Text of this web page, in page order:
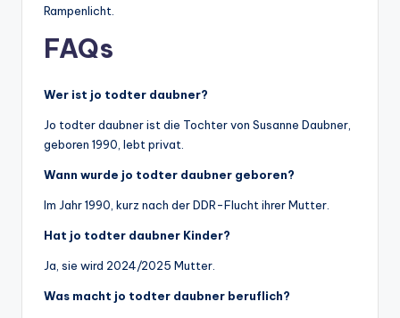
Rampenlicht.
FAQs
Wer ist jo todter daubner?
Jo todter daubner ist die Tochter von Susanne Daubner,
geboren 1990, lebt privat.
Wann wurde jo todter daubner geboren?
Im Jahr 1990, kurz nach der DDR-Flucht ihrer Mutter.
Hat jo todter daubner Kinder?
Ja, sie wird 2024/2025 Mutter.
Was macht jo todter daubner beruflich?